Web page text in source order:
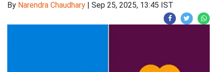
By Narendra Chaudhary | Sep 25, 2025, 13:45 IST